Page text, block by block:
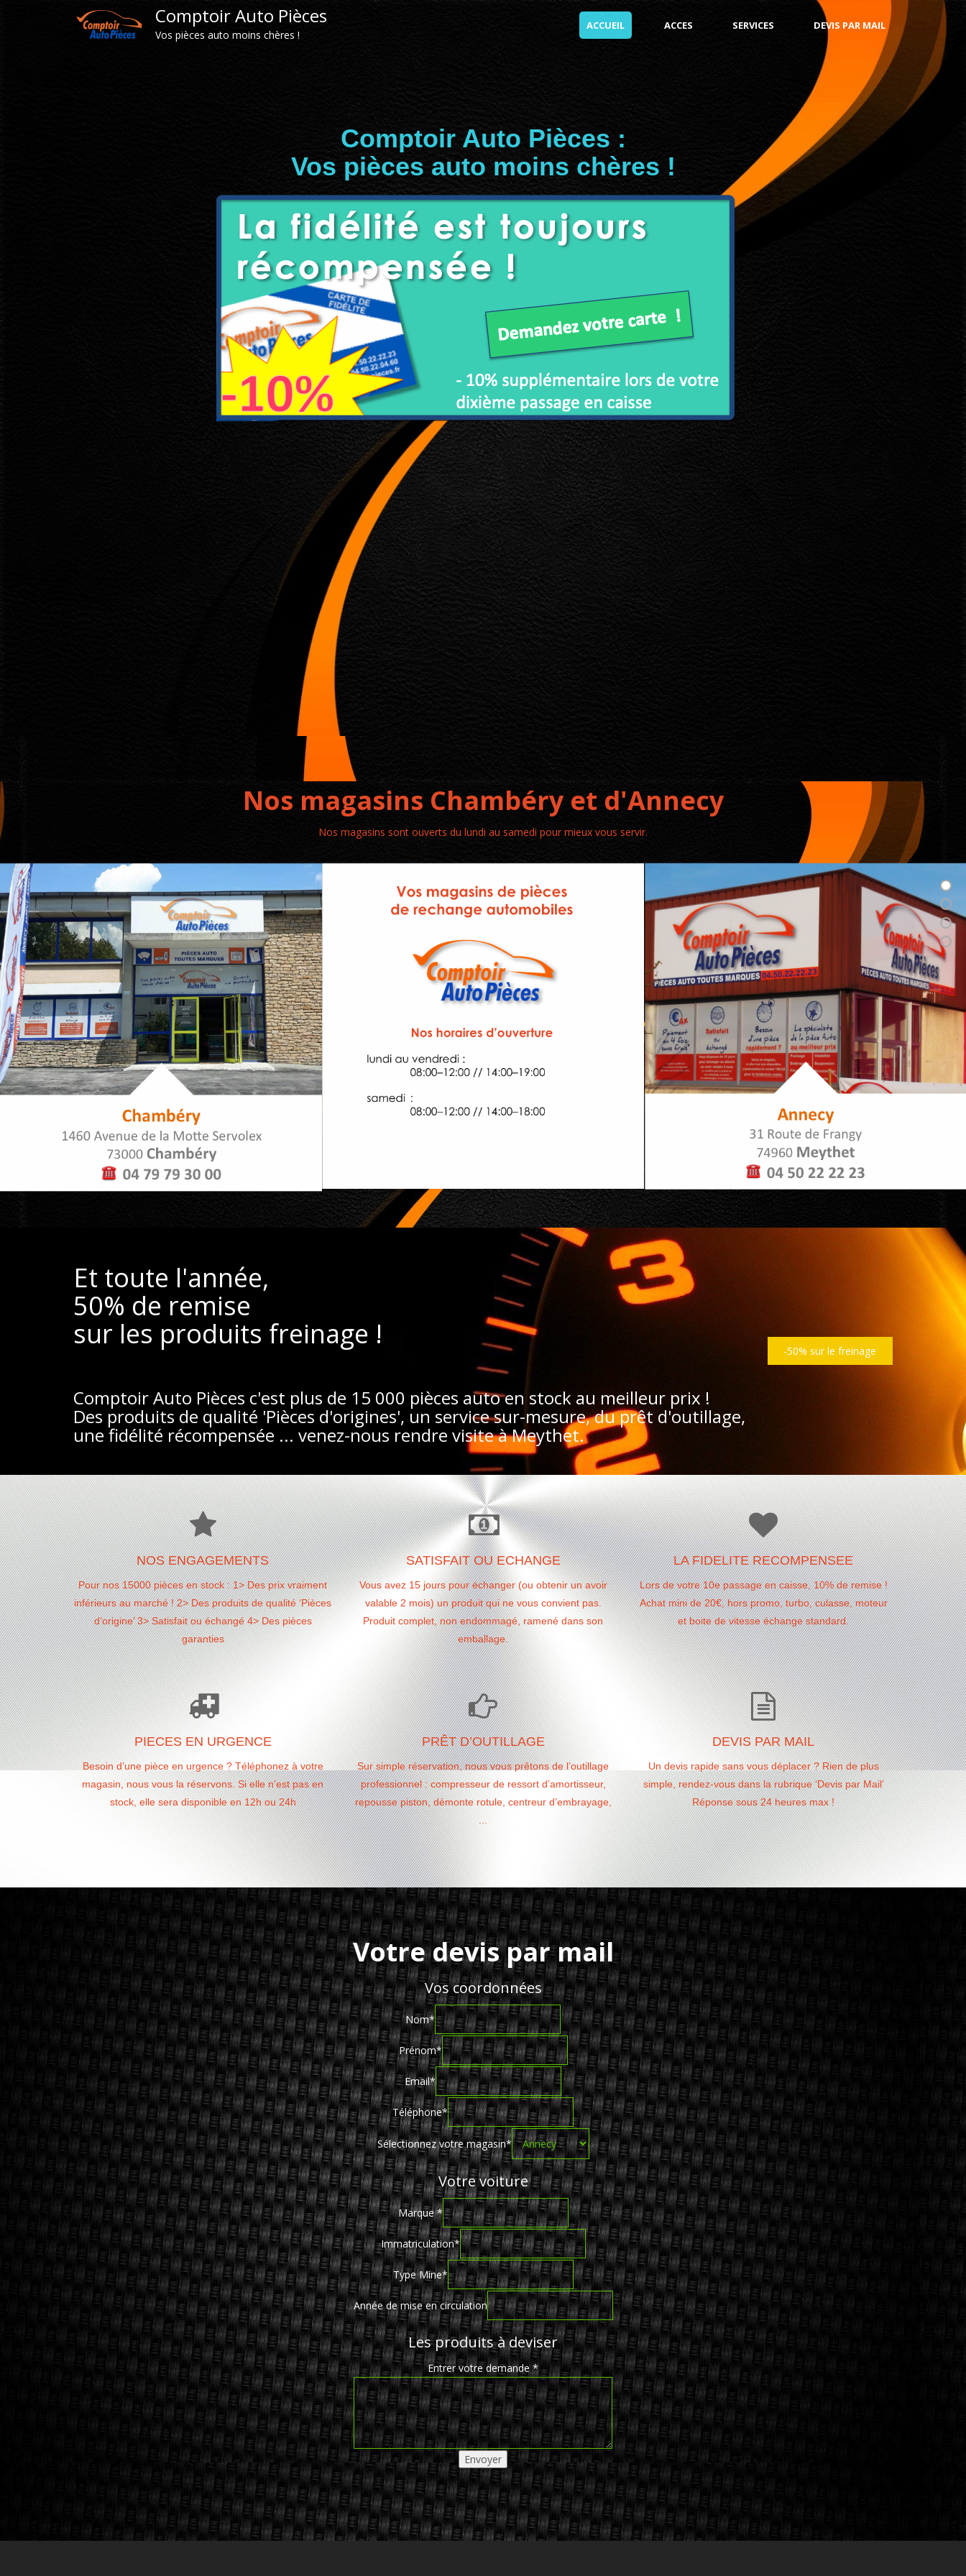
Comptoir Auto Pièces
Vos pièces auto moins chères !
ACCUEIL ACCES SERVICES DEVIS PAR MAIL
Comptoir Auto Pièces :
Vos pièces auto moins chères !
Nos magasins Chambéry et d'Annecy
Nos magasins sont ouverts du lundi au samedi pour mieux vous servir.
Et toute l'année,
50% de remise
sur les produits freinage !
Comptoir Auto Pièces c'est plus de 15 000 pièces auto en stock au meilleur prix !
Des produits de qualité 'Pièces d'origines', un service sur-mesure, du prêt d'outillage,
une fidélité récompensée ... venez-nous rendre visite à Meythet.
-50% sur le freinage
NOS ENGAGEMENTS
Pour nos 15000 pièces en stock : 1> Des prix vraiment
inférieurs au marché ! 2> Des produits de qualité ‘Pièces
d’origine’ 3> Satisfait ou échangé 4> Des pièces
garanties
SATISFAIT OU ECHANGE
Vous avez 15 jours pour échanger (ou obtenir un avoir
valable 2 mois) un produit qui ne vous convient pas.
Produit complet, non endommagé, ramené dans son
emballage.
LA FIDELITE RECOMPENSEE
Lors de votre 10e passage en caisse, 10% de remise !
Achat mini de 20€, hors promo, turbo, culasse, moteur
et boite de vitesse échange standard.
PIECES EN URGENCE
Besoin d’une pièce en urgence ? Téléphonez à votre
magasin, nous vous la réservons. Si elle n’est pas en
stock, elle sera disponible en 12h ou 24h
PRÊT D’OUTILLAGE
Sur simple réservation, nous vous prêtons de l’outillage
professionnel : compresseur de ressort d’amortisseur,
repousse piston, démonte rotule, centreur d’embrayage,
...
DEVIS PAR MAIL
Un devis rapide sans vous déplacer ? Rien de plus
simple, rendez-vous dans la rubrique ‘Devis par Mail’
Réponse sous 24 heures max !
Votre devis par mail
Vos coordonnées
Nom*
Prénom*
Email*
Téléphone*
Sélectionnez votre magasin*
Votre voiture
Marque*
Immatriculation*
Type Mine*
Année de mise en circulation
Les produits à deviser
Entrer votre demande*
Envoyer